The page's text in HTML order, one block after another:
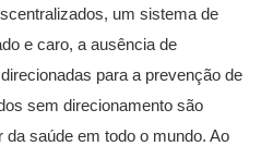
um sistema de
e caro, a ausência de
para a prevenção de
sem direcionamento são
saúde em todo o mundo. Ao